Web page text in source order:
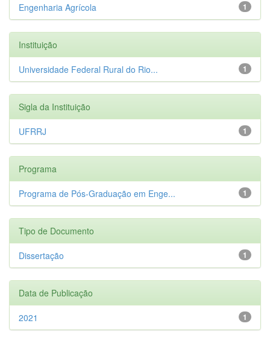
1
Engenharia Agrícola
Instituição
1
Universidade Federal Rural do Rio...
Sigla da Instituição
1
UFRRJ
Programa
1
Programa de Pós-Graduação em Enge...
Tipo de Documento
1
Dissertação
Data de Publicação
1
2021